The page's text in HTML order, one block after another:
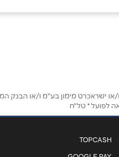
מימון בע"מ ו/או הבנק
לפועל * טל"ח
TOPCASH